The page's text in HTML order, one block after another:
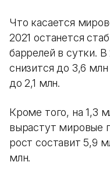
Что касается
2021 останется
баррелей в сутки. В
снизится до 3,6
до 2,1 млн.
Кроме того, на 1,3
вырастут мировые
рост составит 5,9
млн.